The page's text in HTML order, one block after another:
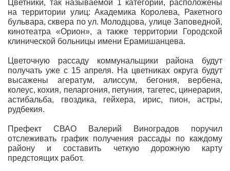
Цветники, так называемой 1 категории, расположены
на территории улиц: Академика Королева, Ракетного
бульвара, сквера по ул. Молодцова, улице Заповедной,
кинотеатра «Орион», а также территории Городской
клинической больницы имени Ерамишанцева.
Цветочную рассаду коммунальщики района будут
получать уже с 15 апреля. На цветниках округа будут
высажены агератум, алиссум, бегония, вербена,
колеус, кохия, пеларгония, петуния, тагетес, цинерария,
астибальба, гвоздика, гейхера, ирис, пион, астры,
рудбекия.
Префект СВАО Валерий Виноградов поручил
отслеживать график получения рассады по каждому
району и составить четкую дорожную карту
предстоящих работ.